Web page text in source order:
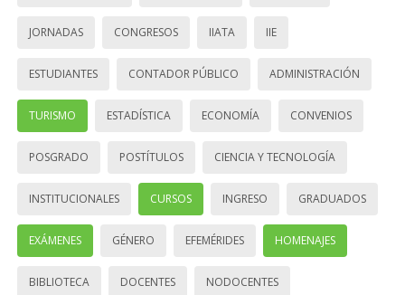
JORNADAS CONGRESOS IIATA IIE
ESTUDIANTES CONTADOR PÚBLICO ADMINISTRACIÓN
TURISMO ESTADÍSTICA ECONOMÍA CONVENIOS
POSGRADO POSTÍTULOS CIENCIA Y TECNOLOGÍA
INSTITUCIONALES CURSOS INGRESO GRADUADOS
EXÁMENES GÉNERO EFEMÉRIDES HOMENAJES
BIBLIOTECA DOCENTES NODOCENTES